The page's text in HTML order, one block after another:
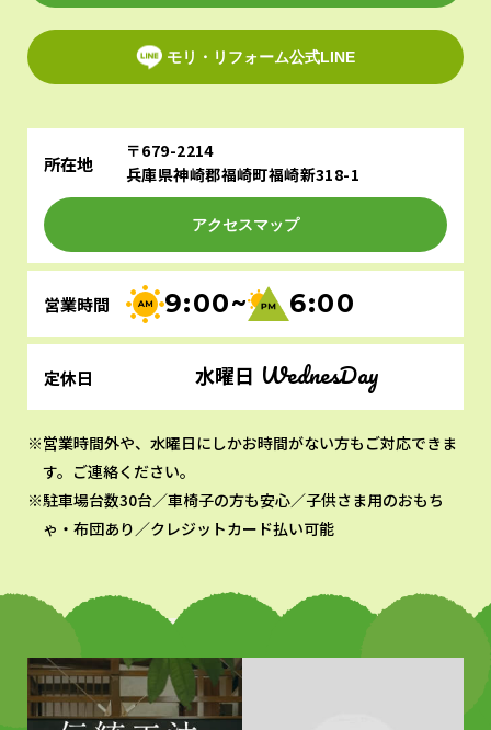
モリ・リフォーム公式LINE
所在地
〒679-2214
兵庫県神崎郡福崎町福崎新318-1
アクセスマップ
営業時間 9:00~ 6:00
定休日 水曜日 WednesDay
営業時間外や、水曜日にしかお時間がない方もご対応できま
す。ご連絡ください。
駐車場台数30台／車椅子の方も安心／子供さま用のおもち
ゃ・布団あり／クレジットカード払い可能